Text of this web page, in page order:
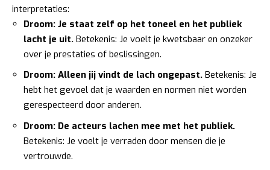
interpretaties:
Droom: Je staat zelf op het toneel en het publiek
lacht je uit. Betekenis: Je voelt je kwetsbaar en onzeker
over je prestaties of beslissingen.
Droom: Alleen jij vindt de lach ongepast. Betekenis: Je
hebt het gevoel dat je waarden en normen niet worden
gerespecteerd door anderen.
Droom: De acteurs lachen mee met het publiek.
Betekenis: Je voelt je verraden door mensen die je
vertrouwde.